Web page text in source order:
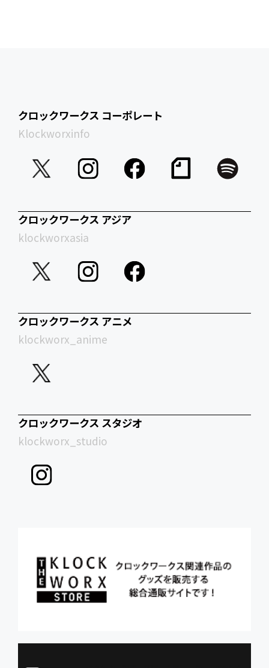
クロックワークス コーポレート
Klockworxinfo
クロックワークス アジア
klockworxasia
クロックワークス アニメ
klockworx_anime
クロックワークス スタジオ
klockworx_studio